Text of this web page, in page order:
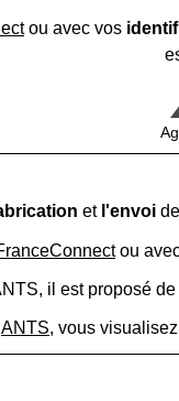
ou avec vos
et l'envoi
ou
il est proposé
ANTS, vous